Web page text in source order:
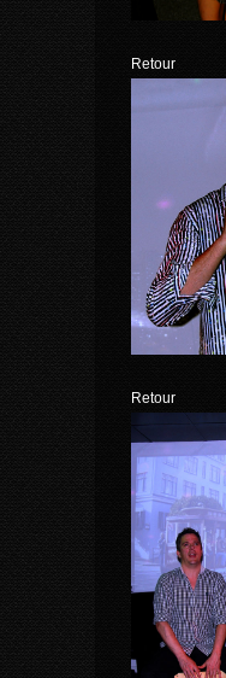
Retour
Retour